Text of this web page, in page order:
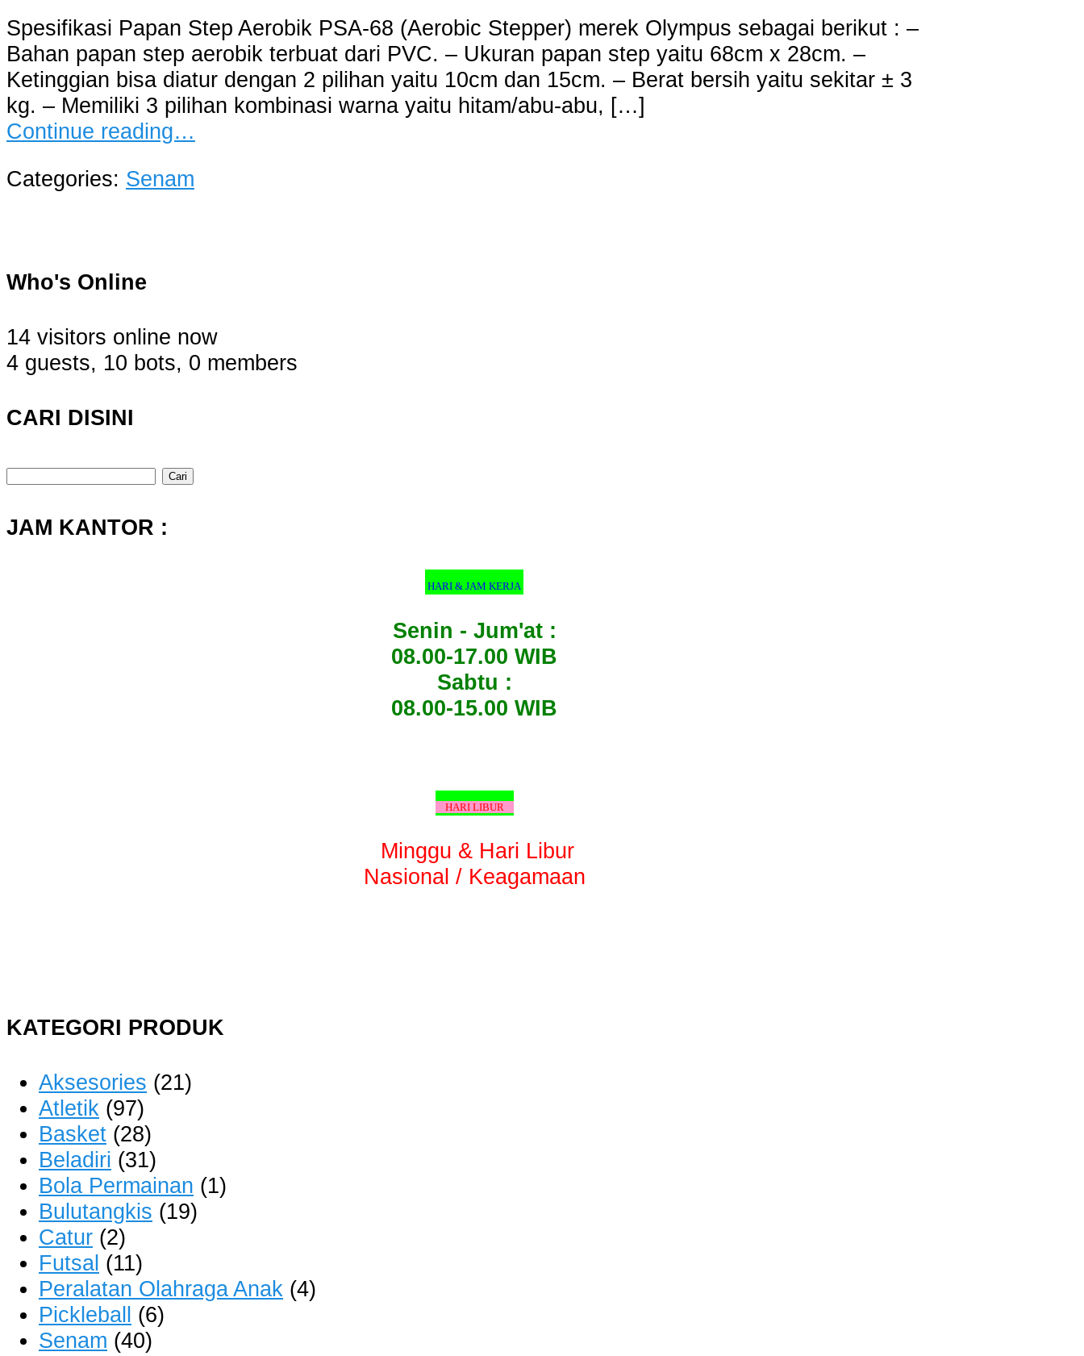
Spesifikasi Papan Step Aerobik PSA-68 (Aerobic Stepper) merek Olympus sebagai berikut : –
Bahan papan step aerobik terbuat dari PVC. – Ukuran papan step yaitu 68cm x 28cm. –
Ketinggian bisa diatur dengan 2 pilihan yaitu 10cm dan 15cm. – Berat bersih yaitu sekitar ± 3
kg. – Memiliki 3 pilihan kombinasi warna yaitu hitam/abu-abu, […]
Continue reading…
Categories: Senam
Who's Online
14 visitors online now
4 guests, 10 bots, 0 members
CARI DISINI
Cari
JAM KANTOR :
HARI & JAM KERJA
Senin - Jum'at :
08.00-17.00 WIB
Sabtu :
08.00-15.00 WIB
HARI LIBUR
Minggu & Hari Libur
Nasional / Keagamaan
KATEGORI PRODUK
Aksesories (21)
Atletik (97)
Basket (28)
Beladiri (31)
Bola Permainan (1)
Bulutangkis (19)
Catur (2)
Futsal (11)
Peralatan Olahraga Anak (4)
Pickleball (6)
Senam (40)